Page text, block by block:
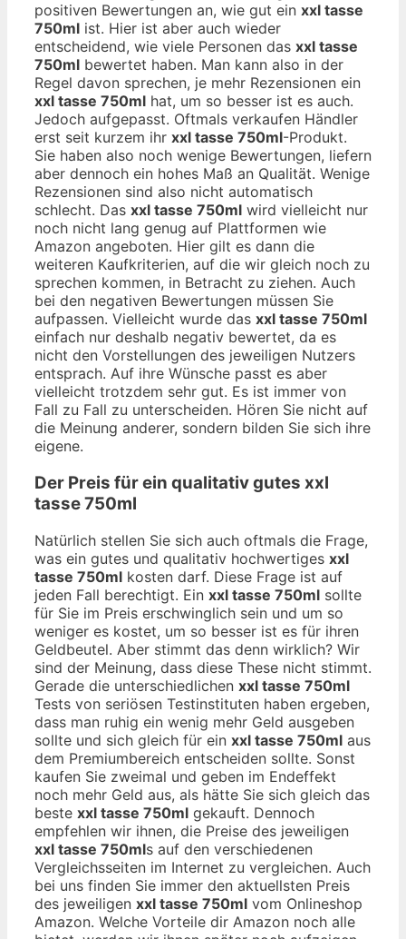
positiven Bewertungen an, wie gut ein xxl tasse
750ml ist. Hier ist aber auch wieder
entscheidend, wie viele Personen das xxl tasse
750ml bewertet haben. Man kann also in der
Regel davon sprechen, je mehr Rezensionen ein
xxl tasse 750ml hat, um so besser ist es auch.
Jedoch aufgepasst. Oftmals verkaufen Händler
erst seit kurzem ihr xxl tasse 750ml-Produkt.
Sie haben also noch wenige Bewertungen, liefern
aber dennoch ein hohes Maß an Qualität. Wenige
Rezensionen sind also nicht automatisch
schlecht. Das xxl tasse 750ml wird vielleicht nur
noch nicht lang genug auf Plattformen wie
Amazon angeboten. Hier gilt es dann die
weiteren Kaufkriterien, auf die wir gleich noch zu
sprechen kommen, in Betracht zu ziehen. Auch
bei den negativen Bewertungen müssen Sie
aufpassen. Vielleicht wurde das xxl tasse 750ml
einfach nur deshalb negativ bewertet, da es
nicht den Vorstellungen des jeweiligen Nutzers
entsprach. Auf ihre Wünsche passt es aber
vielleicht trotzdem sehr gut. Es ist immer von
Fall zu Fall zu unterscheiden. Hören Sie nicht auf
die Meinung anderer, sondern bilden Sie sich ihre
eigene.
Der Preis für ein qualitativ gutes xxl
tasse 750ml
Natürlich stellen Sie sich auch oftmals die Frage,
was ein gutes und qualitativ hochwertiges xxl
tasse 750ml kosten darf. Diese Frage ist auf
jeden Fall berechtigt. Ein xxl tasse 750ml sollte
für Sie im Preis erschwinglich sein und um so
weniger es kostet, um so besser ist es für ihren
Geldbeutel. Aber stimmt das denn wirklich? Wir
sind der Meinung, dass diese These nicht stimmt.
Gerade die unterschiedlichen xxl tasse 750ml
Tests von seriösen Testinstituten haben ergeben,
dass man ruhig ein wenig mehr Geld ausgeben
sollte und sich gleich für ein xxl tasse 750ml aus
dem Premiumbereich entscheiden sollte. Sonst
kaufen Sie zweimal und geben im Endeffekt
noch mehr Geld aus, als hätte Sie sich gleich das
beste xxl tasse 750ml gekauft. Dennoch
empfehlen wir ihnen, die Preise des jeweiligen
xxl tasse 750mls auf den verschiedenen
Vergleichsseiten im Internet zu vergleichen. Auch
bei uns finden Sie immer den aktuellsten Preis
des jeweiligen xxl tasse 750ml vom Onlineshop
Amazon. Welche Vorteile dir Amazon noch alle